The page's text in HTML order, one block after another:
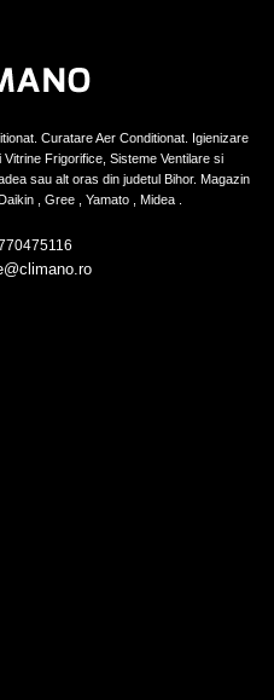
Curatare Aer Conditionat. Igienizare
Frigorifice, Sisteme Ventilare si
sau alt oras din judetul Bihor. Magazin
, Gree , Yamato , Midea .